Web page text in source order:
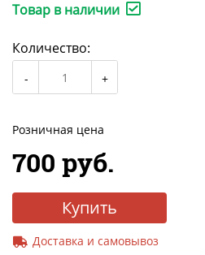
Товар в наличии
Количество:
Розничная цена
700 руб.
Купить
Доставка и самовывоз